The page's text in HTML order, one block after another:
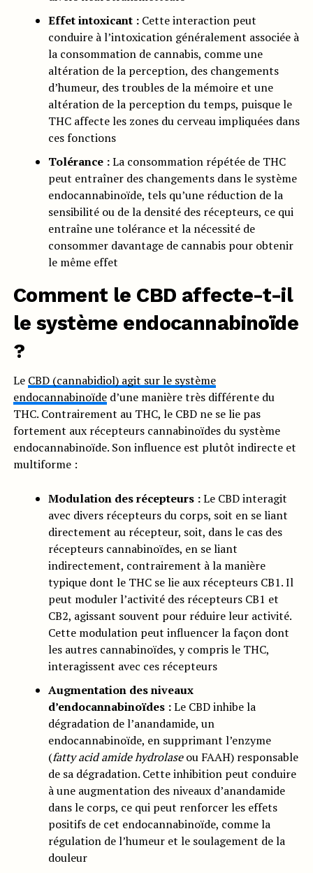
Effet intoxicant :Cette interaction peut
conduire à l’intoxication généralement associée à
la consommation de cannabis, comme une
altération de la perception, des changements
d’humeur, des troubles de la mémoire et une
altération de la perception du temps, puisque le
THC affecte les zones du cerveau impliquées dans
ces fonctions
Tolérance :La consommation répétée de THC
peut entraîner des changements dans le système
endocannabinoïde, tels qu’une réduction de la
sensibilité ou de la densité des récepteurs, ce qui
entraîne une tolérance et la nécessité de
consommer davantage de cannabis pour obtenir
le même effet
Comment le CBD affecte-t-il
le système endocannabinoïde
?
Le CBD (cannabidiol) agit sur le système
endocannabinoïded’une manière très différente du
THC. Contrairement au THC, le CBD ne se lie pas
fortement aux récepteurs cannabinoïdes du système
endocannabinoïde. Son influence est plutôt indirecte et
multiforme :
Modulation des récepteurs :Le CBD interagit
avec divers récepteurs du corps, soit en se liant
directement au récepteur, soit, dans le cas des
récepteurs cannabinoïdes, en se liant
indirectement, contrairement à la manière
typique dont le THC se lie aux récepteurs CB1. Il
peut moduler l’activité des récepteurs CB1 et
CB2, agissant souvent pour réduire leur activité.
Cette modulation peut influencer la façon dont
les autres cannabinoïdes, y compris le THC,
interagissent avec ces récepteurs
Augmentation des niveaux
d’endocannabinoïdes :Le CBD inhibe la
dégradation de l’anandamide, un
endocannabinoïde, en supprimant l’enzyme
(fatty acid amide hydrolaseou FAAH) responsable
de sa dégradation. Cette inhibition peut conduire
à une augmentation des niveaux d’anandamide
dans le corps, ce qui peut renforcer les effets
positifs de cet endocannabinoïde, comme la
régulation de l’humeur et le soulagement de la
douleur